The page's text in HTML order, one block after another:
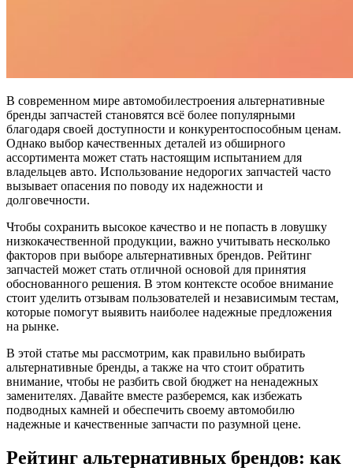
В современном мире автомобилестроения альтернативные
бренды запчастей становятся всё более популярными
благодаря своей доступности и конкурентоспособным ценам.
Однако выбор качественных деталей из обширного
ассортимента может стать настоящим испытанием для
владельцев авто. Использование недорогих запчастей часто
вызывает опасения по поводу их надежности и
долговечности.
Чтобы сохранить высокое качество и не попасть в ловушку
низкокачественной продукции, важно учитывать несколько
факторов при выборе альтернативных брендов. Рейтинг
запчастей может стать отличной основой для принятия
обоснованного решения. В этом контексте особое внимание
стоит уделить отзывам пользователей и независимым тестам,
которые помогут выявить наиболее надежные предложения
на рынке.
В этой статье мы рассмотрим, как правильно выбирать
альтернативные бренды, а также на что стоит обратить
внимание, чтобы не разбить свой бюджет на ненадежных
заменителях. Давайте вместе разберемся, как избежать
подводных камней и обеспечить своему автомобилю
надежные и качественные запчасти по разумной цене.
Рейтинг альтернативных брендов: как